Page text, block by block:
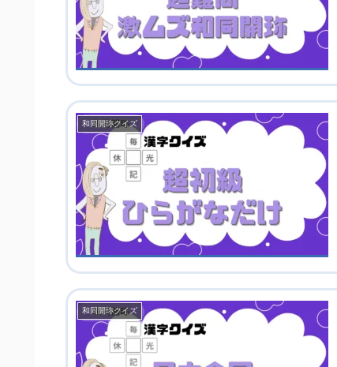
和同開珎クイズ
和同開珎クイズ